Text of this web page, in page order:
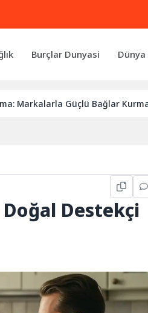
Burçlar Dunyasi
Güçlü Bağlar Kurmanın
Doğal Destekçi